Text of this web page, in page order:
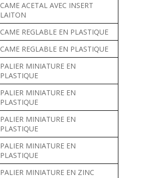
CAME ACETAL AVEC INSERT
LAITON
CAME REGLABLE EN PLASTIQUE
CAME REGLABLE EN PLASTIQUE
PALIER MINIATURE EN
PLASTIQUE
PALIER MINIATURE EN
PLASTIQUE
PALIER MINIATURE EN
PLASTIQUE
PALIER MINIATURE EN
PLASTIQUE
PALIER MINIATURE EN ZINC